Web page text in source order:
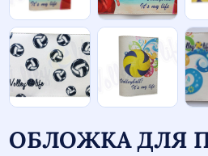
ОБЛОЖКА ДЛЯ